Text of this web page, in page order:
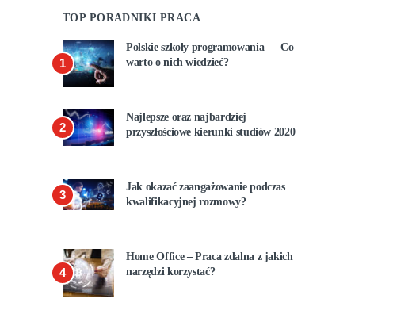
TOP PORADNIKI PRACA
1
Polskie szkoły programowania — Co
warto o nich wiedzieć?
2
Najlepsze oraz najbardziej
przyszłościowe kierunki studiów 2020
3
Jak okazać zaangażowanie podczas
kwalifikacyjnej rozmowy?
4
Home Office – Praca zdalna z jakich
narzędzi korzystać?